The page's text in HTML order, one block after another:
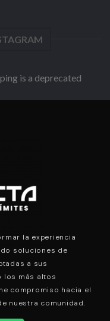
is a deprecated
la experiencia
soluciones de
a sus
los más altos
compromiso hacia el
nuestra comunidad.